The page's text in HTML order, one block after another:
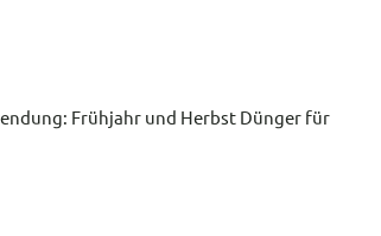
Frühjahr und Herbst Dünger für